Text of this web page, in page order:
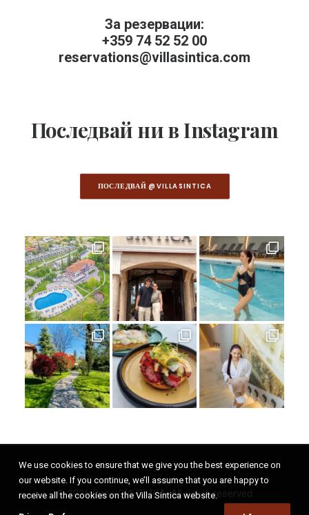
За резервации:
+359 74 52 52 00
reservations@villasintica.com
Последвай ни в Instagram
ПОСЛЕДВАЙ @VILLASINTICA
© 2026 Вила СИНТИКА. All rights reserved
We use cookies to ensure that we give you the best experience on
our website. If you continue, we’ll assume that you are happy to
receive all the cookies on the Villa Sintica website.